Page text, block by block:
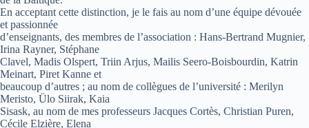
En acceptant cette distinction, je le fais au nom d’une équipe dévouée
et passionnée
d’enseignants, des membres de l’association : Hans-Bertrand Mugnier,
Irina Rayner, Stéphane
Clavel, Madis Olspert, Triin Arjus, Mailis Seero-Boisbourdin, Katrin
Meinart, Piret Kanne et
beaucoup d’autres ; au nom de collègues de l’université : Merilyn
Meristo, Ülo Siirak, Kaia
Sisask, au nom de mes professeurs Jacques Cortès, Christian Puren,
Cécile Elzière, Elena